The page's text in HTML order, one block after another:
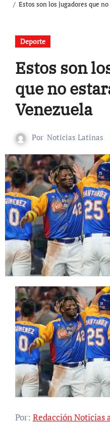
Estos son los jugadores que
Deporte
Estos son
que no
Venezuela
Por Noticias Latinas
Por: Redacción Noticias